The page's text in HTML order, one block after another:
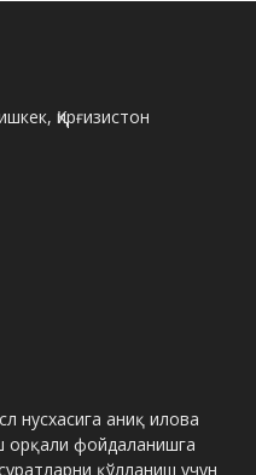
Қирғизистон
нусхасига аниқ илова
орқали фойдаланишга
қўлланиш учун